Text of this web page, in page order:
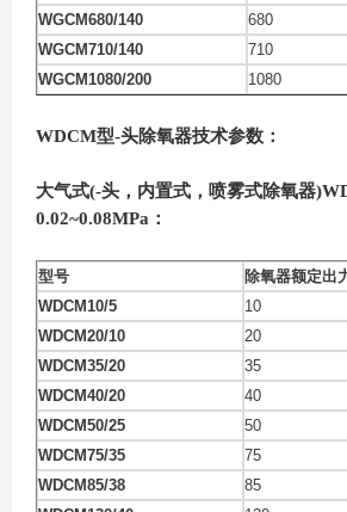
WGCM680/140
680
WGCM710/140
710
WGCM1080/200
1080
WDCM型-头除氧器技术参数：
大气式(-头，内置式，喷雾式除氧器
0.02~0.08MPa：
型号 除氧器额定出
WDCM10/5
10
WDCM20/10
20
WDCM35/20
35
WDCM40/20
40
WDCM50/25
50
WDCM75/35
75
WDCM85/38
85